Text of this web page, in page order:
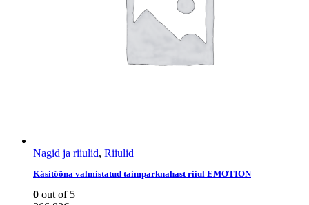
Nagid ja riiulid, Riiulid
Käsitööna valmistatud taimparknahast riiul EMOTION
0 out of 5